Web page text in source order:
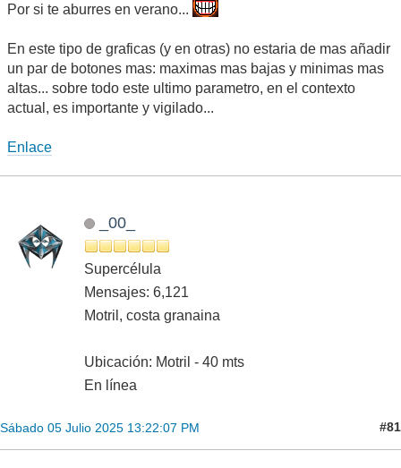
Por si te aburres en verano...
En este tipo de graficas (y en otras) no estaria de mas añadir
un par de botones mas: maximas mas bajas y minimas mas
altas... sobre todo este ultimo parametro, en el contexto
actual, es importante y vigilado...
Enlace
_00_
Supercélula
Mensajes: 6,121
Motril, costa granaina
Ubicación: Motril - 40 mts
En línea
Sábado 05 Julio 2025 13:22:07 PM #81